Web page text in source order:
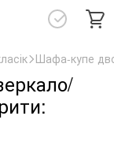
Шафа-купе